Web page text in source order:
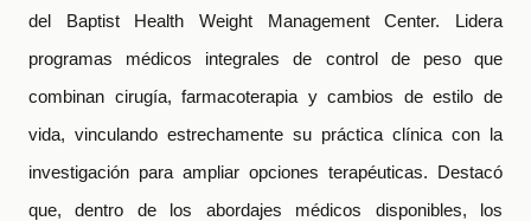
del Baptist Health Weight Management Center. Lidera
programas médicos integrales de control de peso que
combinan cirugía, farmacoterapia y cambios de estilo de
vida, vinculando estrechamente su práctica clínica con la
investigación para ampliar opciones terapéuticas. Destacó
que, dentro de los abordajes médicos disponibles, los